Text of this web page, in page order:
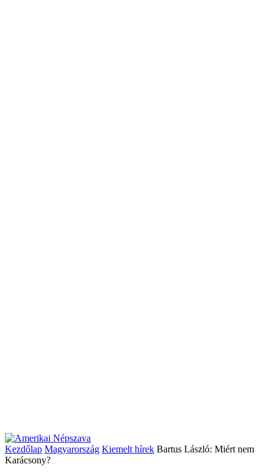
Kezdőlap Magyarország Kiemelt hírek Bartus László: Miért nem
Karácsony?